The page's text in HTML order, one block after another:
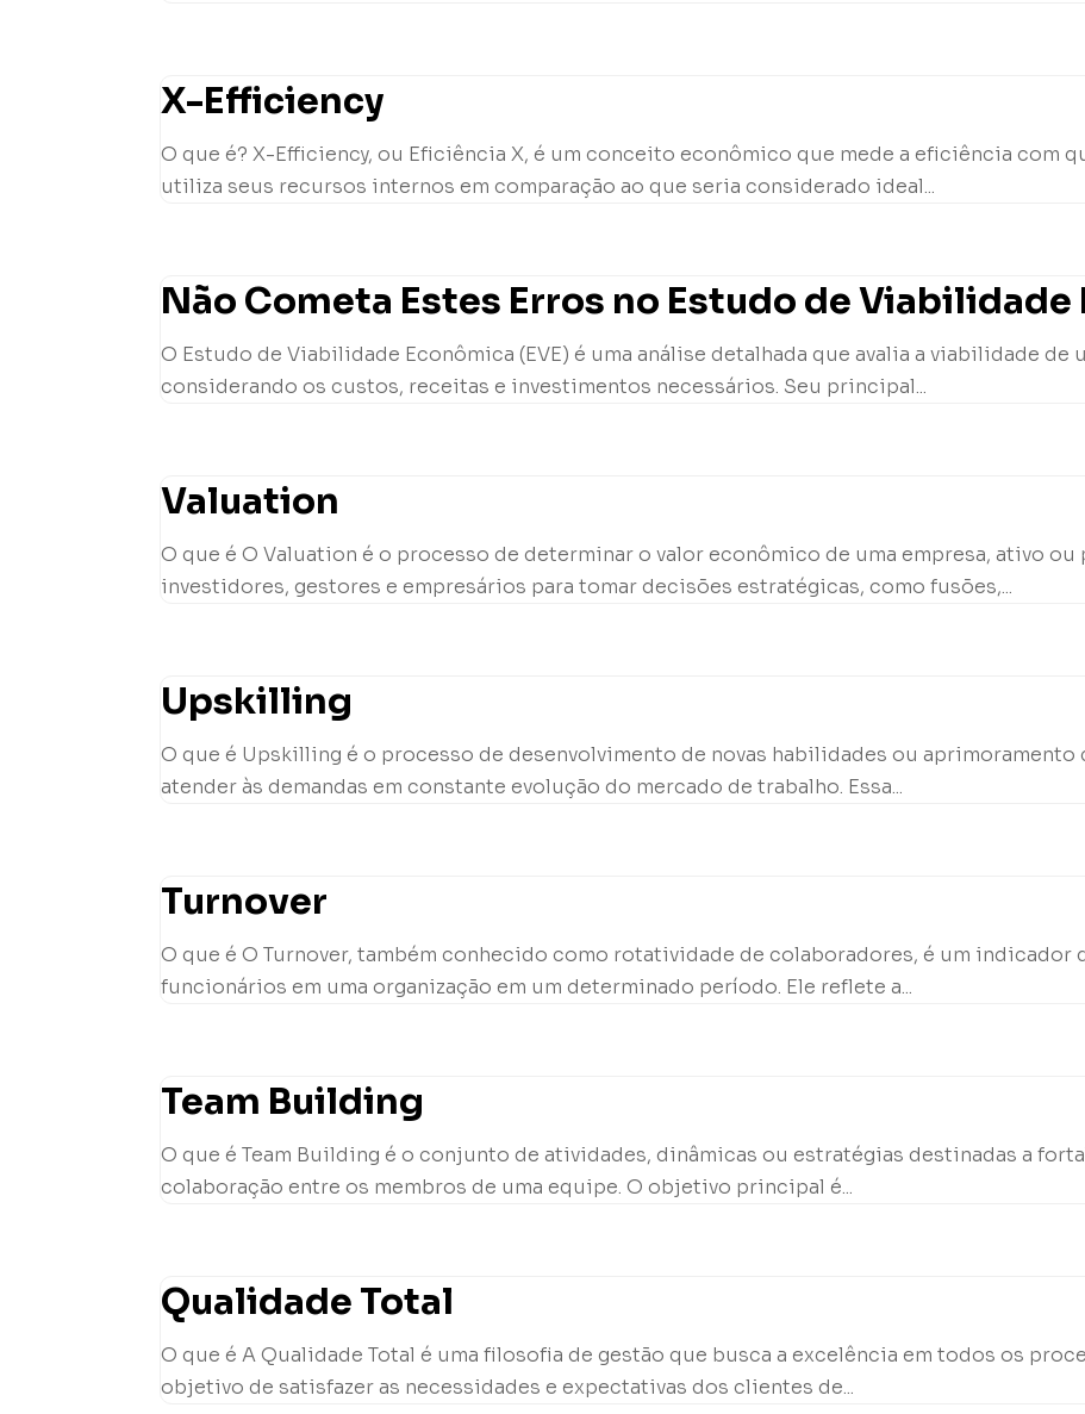
X-Efficiency
O que é? X-Efficiency, ou Eficiência X, é um conceito econômico que mede a eficiência com
utiliza seus recursos internos em comparação ao que seria considerado ideal...
Não Cometa Estes Erros no Estudo de Viabilidade
O Estudo de Viabilidade Econômica (EVE) é uma análise detalhada que avalia a viabilidade
considerando os custos, receitas e investimentos necessários. Seu principal...
Valuation
O que é O Valuation é o processo de determinar o valor econômico de uma empresa, ativo
investidores, gestores e empresários para tomar decisões estratégicas, como fusões,...
Upskilling
O que é Upskilling é o processo de desenvolvimento de novas habilidades ou
atender às demandas em constante evolução do mercado de trabalho. Essa...
Turnover
O que é O Turnover, também conhecido como rotatividade de colaboradores, é um indicador
funcionários em uma organização em um determinado período. Ele reflete a...
Team Building
O que é Team Building é o conjunto de atividades, dinâmicas ou estratégias destinadas a
colaboração entre os membros de uma equipe. O objetivo principal é...
Qualidade Total
O que é A Qualidade Total é uma filosofia de gestão que busca a excelência em todos os
objetivo de satisfazer as necessidades e expectativas dos clientes de...